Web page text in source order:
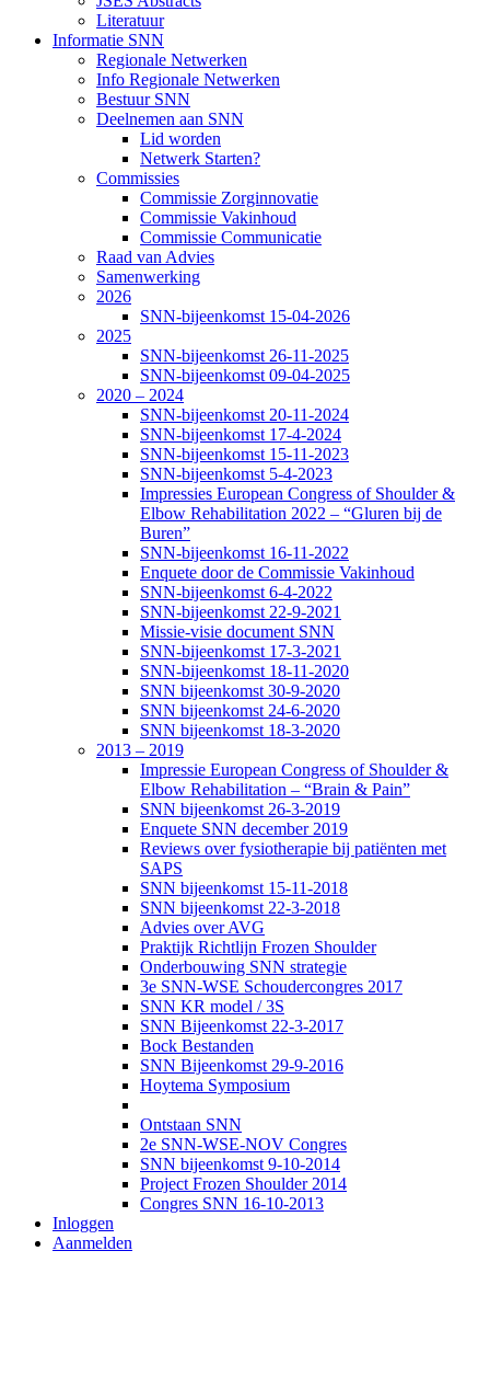
Literatuur
Informatie SNN
Regionale Netwerken
Info Regionale Netwerken
Bestuur SNN
Deelnemen aan SNN
Lid worden
Netwerk Starten?
Commissies
Commissie Zorginnovatie
Commissie Vakinhoud
Commissie Communicatie
Raad van Advies
Samenwerking
2026
SNN-bijeenkomst 15-04-2026
2025
SNN-bijeenkomst 26-11-2025
SNN-bijeenkomst 09-04-2025
2020 – 2024
SNN-bijeenkomst 20-11-2024
SNN-bijeenkomst 17-4-2024
SNN-bijeenkomst 15-11-2023
SNN-bijeenkomst 5-4-2023
Impressies European Congress of Shoulder &
Elbow Rehabilitation 2022 – “Gluren bij de
Buren”
SNN-bijeenkomst 16-11-2022
Enquete door de Commissie Vakinhoud
SNN-bijeenkomst 6-4-2022
SNN-bijeenkomst 22-9-2021
Missie-visie document SNN
SNN-bijeenkomst 17-3-2021
SNN-bijeenkomst 18-11-2020
SNN bijeenkomst 30-9-2020
SNN bijeenkomst 24-6-2020
SNN bijeenkomst 18-3-2020
2013 – 2019
Impressie European Congress of Shoulder &
Elbow Rehabilitation – “Brain & Pain”
SNN bijeenkomst 26-3-2019
Enquete SNN december 2019
Reviews over fysiotherapie bij patiënten met
SAPS
SNN bijeenkomst 15-11-2018
SNN bijeenkomst 22-3-2018
Advies over AVG
Praktijk Richtlijn Frozen Shoulder
Onderbouwing SNN strategie
3e SNN-WSE Schoudercongres 2017
SNN KR model / 3S
SNN Bijeenkomst 22-3-2017
Bock Bestanden
SNN Bijeenkomst 29-9-2016
Hoytema Symposium
Ontstaan SNN
2e SNN-WSE-NOV Congres
SNN bijeenkomst 9-10-2014
Project Frozen Shoulder 2014
Congres SNN 16-10-2013
Inloggen
Aanmelden